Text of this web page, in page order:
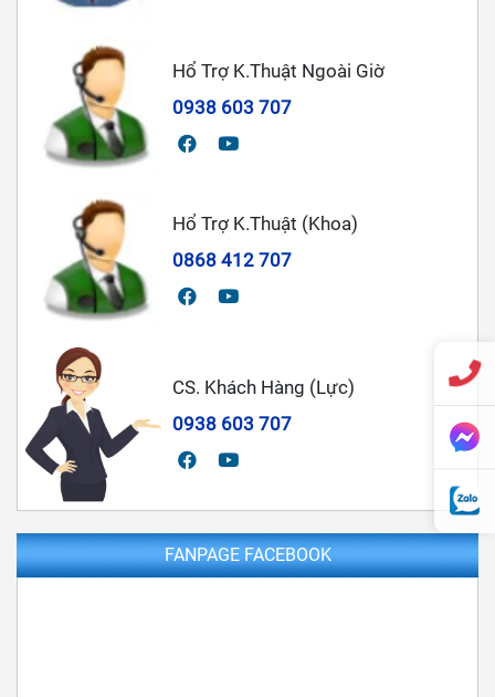
Hổ Trợ K.Thuật Ngoài Giờ
0938 603 707
Hổ Trợ K.Thuật (Khoa)
0868 412 707
CS. Khách Hàng (Lực)
0938 603 707
FANPAGE FACEBOOK